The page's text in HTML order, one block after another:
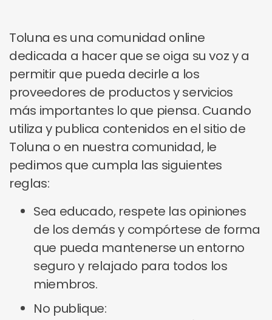
Toluna es una comunidad online
dedicada a hacer que se oiga su voz y a
permitir que pueda decirle a los
proveedores de productos y servicios
más importantes lo que piensa. Cuando
utiliza y publica contenidos en el sitio de
Toluna o en nuestra comunidad, le
pedimos que cumpla las siguientes
reglas:
Sea educado, respete las opiniones
de los demás y compórtese de forma
que pueda mantenerse un entorno
seguro y relajado para todos los
miembros.
No publique: